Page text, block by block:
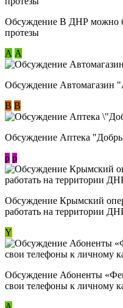
Обсуждение В ДНР можно
протезы
А А
Обсуждение Автомагазин
В В
Обсуждение Аптека
p p
Обсуждение Крымский
работать на территории
Y
Обсуждение ​Абоненты
свои телефоны к личному